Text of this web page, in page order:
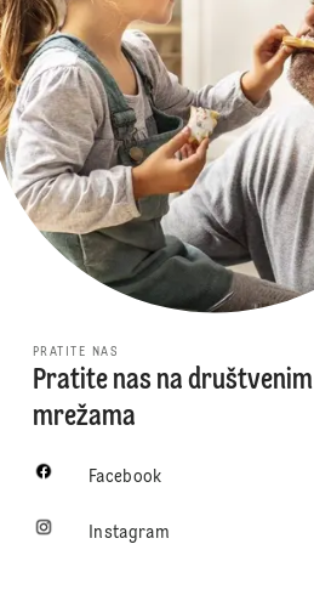
PRATITE NAS
Pratite nas na društvenim
mrežama
Facebook
Instagram